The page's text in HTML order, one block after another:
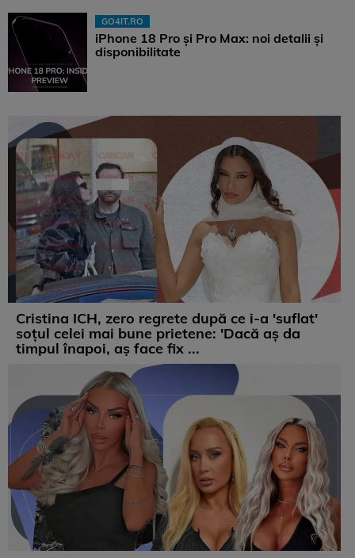
GO4IT.RO
iPhone 18 Pro și Pro Max: noi detalii și
disponibilitate
Cristina ICH, zero regrete după ce i-a 'suflat'
soțul celei mai bune prietene: 'Dacă aș da
timpul înapoi, aș face fix ...